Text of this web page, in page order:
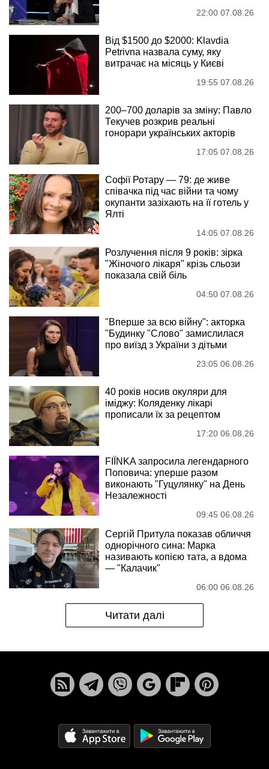
22:00 07.08.26
Від $1500 до $2000: Klavdia
Petrivna назвала суму, яку
витрачає на місяць у Києві
19:55 07.08.26
200–700 доларів за зміну: Павло
Текучев розкрив реальні
гонорари українських акторів
17:05 07.08.26
Софії Ротару — 79: де живе
співачка під час війни та чому
окупанти зазіхають на її готель у
Ялті
14:05 07.08.26
Розлучення після 9 років: зірка
"Жіночого лікаря" крізь сльози
показала свій біль
04:50 07.08.26
"Вперше за всю війну": акторка
"Будинку "Слово" замислилася
про виїзд з України з дітьми
23:05 06.08.26
40 років носив окуляри для
іміджу: Коляденку лікарі
прописали їх за рецептом
17:20 06.08.26
FIÏNKA запросила легендарного
Поповича: уперше разом
виконають "Гуцулянку" на День
Незалежності
09:45 06.08.26
Сергій Притула показав обличчя
однорічного сина: Марка
називають копією тата, а вдома
— "Калачик"
06:00 06.08.26
Читати далі